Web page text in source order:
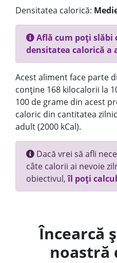
Densitatea calorică:
Află cum poți slăbi
densitatea calorică a
Acest aliment face parte
conține 168 kilocalorii la
100 de grame din acest
caloric din cantitatea
adult (2000 kCal).
Dacă vrei să afli
câte calorii ai nevoie
obiectivul,îl poți
Încearcă
noastră